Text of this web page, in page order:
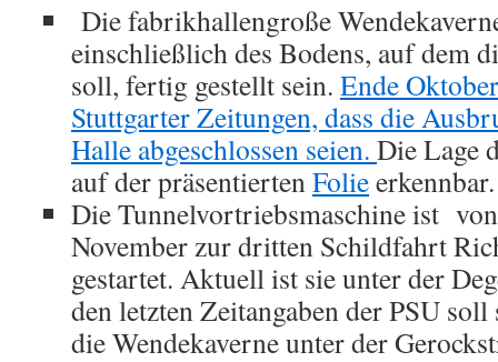
Die fabrikhallengroße
einschließlich des Bodens, auf dem
soll, fertig gestellt sein. Ende
Stuttgarter Zeitungen, dass die
Halle abgeschlossen seien. Die Lage
auf der präsentiertenFolieerkennbar.
Die Tunnelvortriebsmaschine ist
November zur dritten Schildfahrt
gestartet. Aktuell ist sie unter der
den letzten Zeitangaben der PSU
die Wendekaverne unter der